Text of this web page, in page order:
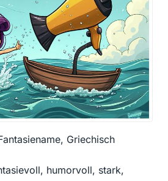
Griechisch
humorvoll, stark,